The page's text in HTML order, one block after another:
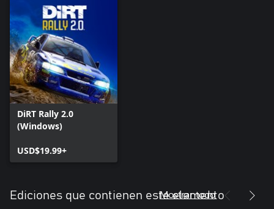
DiRT Rally 2.0
(Windows)
USD$19.99+
Ediciones que contienen este elemento
Mostrar todo